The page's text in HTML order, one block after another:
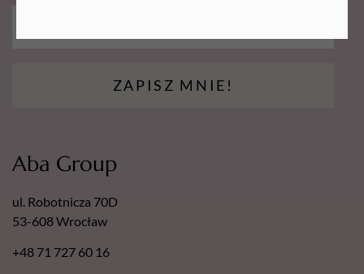
ZAPISZ MNIE!
Aba Group
ul. Robotnicza 70D
53-608 Wrocław
+48 71 727 60 16